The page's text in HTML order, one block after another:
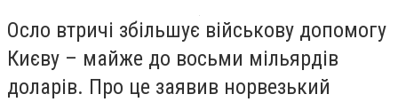
Осло втричі збільшує військову допомогу
Києву – майже до восьми мільярдів
доларів. Про це заявив норвезький